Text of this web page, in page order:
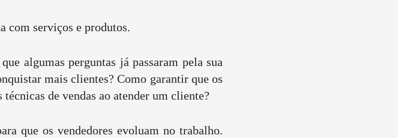
com serviços e produtos.
algumas perguntas já passaram pela sua
mais clientes? Como garantir que os
de vendas ao atender um cliente?
que os vendedores evoluam no trabalho.